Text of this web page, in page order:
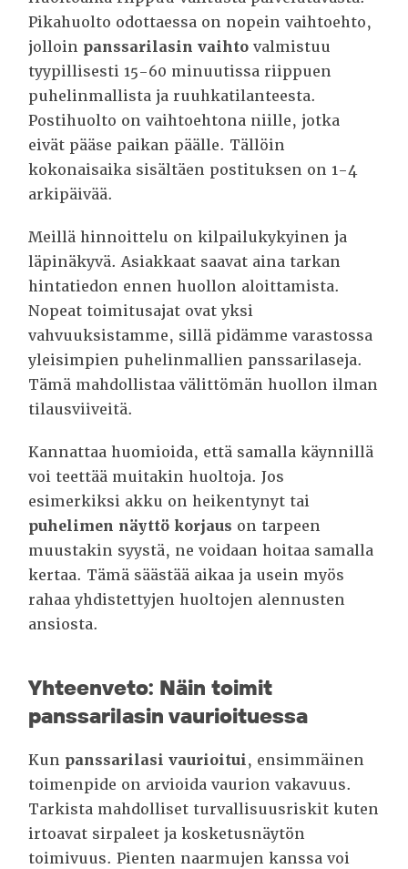
Pikahuolto odottaessa on nopein vaihtoehto,
jolloin panssarilasin vaihto valmistuu
tyypillisesti 15-60 minuutissa riippuen
puhelinmallista ja ruuhkatilanteesta.
Postihuolto on vaihtoehtona niille, jotka
eivät pääse paikan päälle. Tällöin
kokonaisaika sisältäen postituksen on 1-4
arkipäivää.
Meillä hinnoittelu on kilpailukykyinen ja
läpinäkyvä. Asiakkaat saavat aina tarkan
hintatiedon ennen huollon aloittamista.
Nopeat toimitusajat ovat yksi
vahvuuksistamme, sillä pidämme varastossa
yleisimpien puhelinmallien panssarilaseja.
Tämä mahdollistaa välittömän huollon ilman
tilausviiveitä.
Kannattaa huomioida, että samalla käynnillä
voi teettää muitakin huoltoja. Jos
esimerkiksi akku on heikentynyt tai
puhelimen näyttö korjaus on tarpeen
muustakin syystä, ne voidaan hoitaa samalla
kertaa. Tämä säästää aikaa ja usein myös
rahaa yhdistettyjen huoltojen alennusten
ansiosta.
Yhteenveto: Näin toimit
panssarilasin vaurioituessa
Kun panssarilasi vaurioitui, ensimmäinen
toimenpide on arvioida vaurion vakavuus.
Tarkista mahdolliset turvallisuusriskit kuten
irtoavat sirpaleet ja kosketusnäytön
toimivuus. Pienten naarmujen kanssa voi